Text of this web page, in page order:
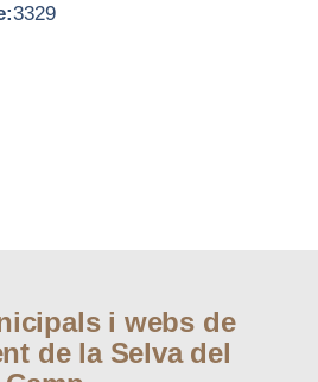
3329
i webs de
de la Selva del